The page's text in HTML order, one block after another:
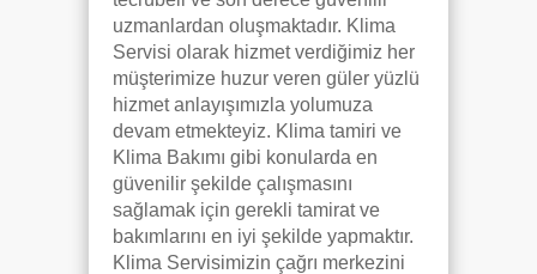
uzmanlardan oluşmaktadır. Klima
Servisi olarak hizmet verdiğimiz her
müşterimize huzur veren güler yüzlü
hizmet anlayışımızla yolumuza
devam etmekteyiz. Klima tamiri ve
Klima Bakımı gibi konularda en
güvenilir şekilde çalışmasını
sağlamak için gerekli tamirat ve
bakımlarını en iyi şekilde yapmaktır.
Klima Servisimizin çağrı merkezini